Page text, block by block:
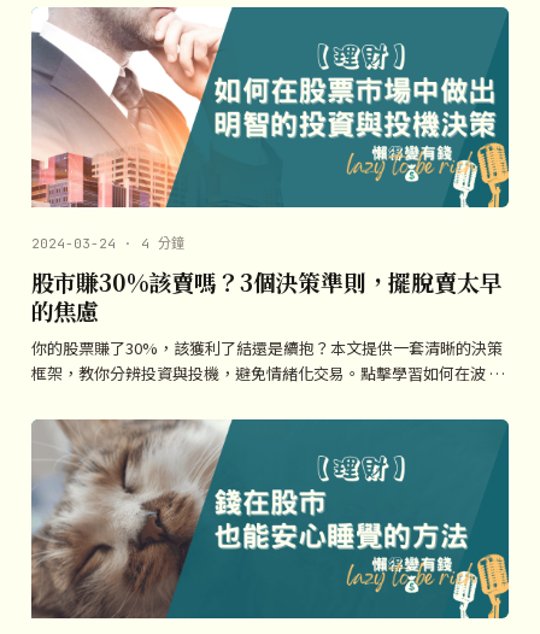
2024-03-24 · 4 分鐘
股市賺30%該賣嗎？3個決策準則，擺脫賣太早
的焦慮
你的股票賺了30%，該獲利了結還是續抱？本文提供一套清晰的決策
框架，教你分辨投資與投機，避免情緒化交易。點擊學習如何在波 …